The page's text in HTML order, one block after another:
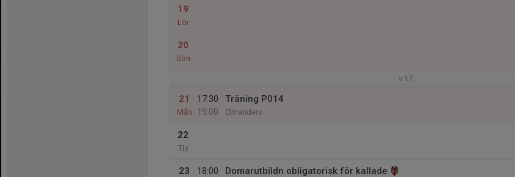
19
Lör
20
Sön
v.17
21
Mån
17:30
19:00
Träning P014
Elmanders
22
Tis
23
18:00
Domarutbildn obligatorisk för kallade